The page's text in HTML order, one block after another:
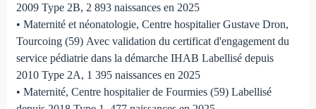
2009 Type 2B, 2 893 naissances en 2025
• Maternité et néonatologie, Centre hospitalier Gustave Dron,
Tourcoing (59) Avec validation du certificat d'engagement du
service pédiatrie dans la démarche IHAB Labellisé depuis
2010 Type 2A, 1 395 naissances en 2025
• Maternité, Centre hospitalier de Fourmies (59) Labellisé